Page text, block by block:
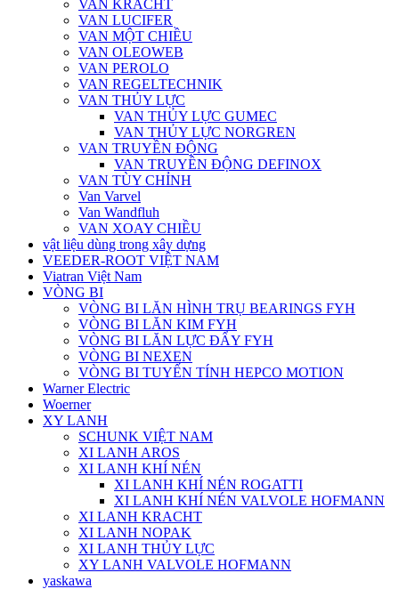
VAN KRACHT
VAN LUCIFER
VAN MỘT CHIỀU
VAN OLEOWEB
VAN PEROLO
VAN REGELTECHNIK
VAN THỦY LỰC
VAN THỦY LỰC GUMEC
VAN THỦY LỰC NORGREN
VAN TRUYỀN ĐỘNG
VAN TRUYỀN ĐỘNG DEFINOX
VAN TÙY CHỈNH
Van Varvel
Van Wandfluh
VAN XOAY CHIỀU
vật liệu dùng trong xây dựng
VEEDER-ROOT VIỆT NAM
Viatran Việt Nam
VÒNG BI
VÒNG BI LĂN HÌNH TRỤ BEARINGS FYH
VÒNG BI LĂN KIM FYH
VÒNG BI LĂN LỰC ĐẨY FYH
VÒNG BI NEXEN
VÒNG BI TUYẾN TÍNH HEPCO MOTION
Warner Electric
Woerner
XY LANH
SCHUNK VIỆT NAM
XI LANH AROS
XI LANH KHÍ NÉN
XI LANH KHÍ NÉN ROGATTI
XI LANH KHÍ NÉN VALVOLE HOFMANN
XI LANH KRACHT
XI LANH NOPAK
XI LANH THỦY LỰC
XY LANH VALVOLE HOFMANN
yaskawa